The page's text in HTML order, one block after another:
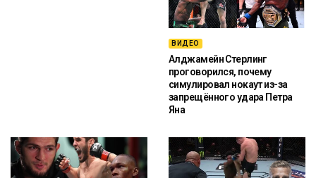
ВИДЕО
Алджамейн Стерлинг
проговорился, почему
симулировал нокаут из-за
запрещённого удара Петра
Яна